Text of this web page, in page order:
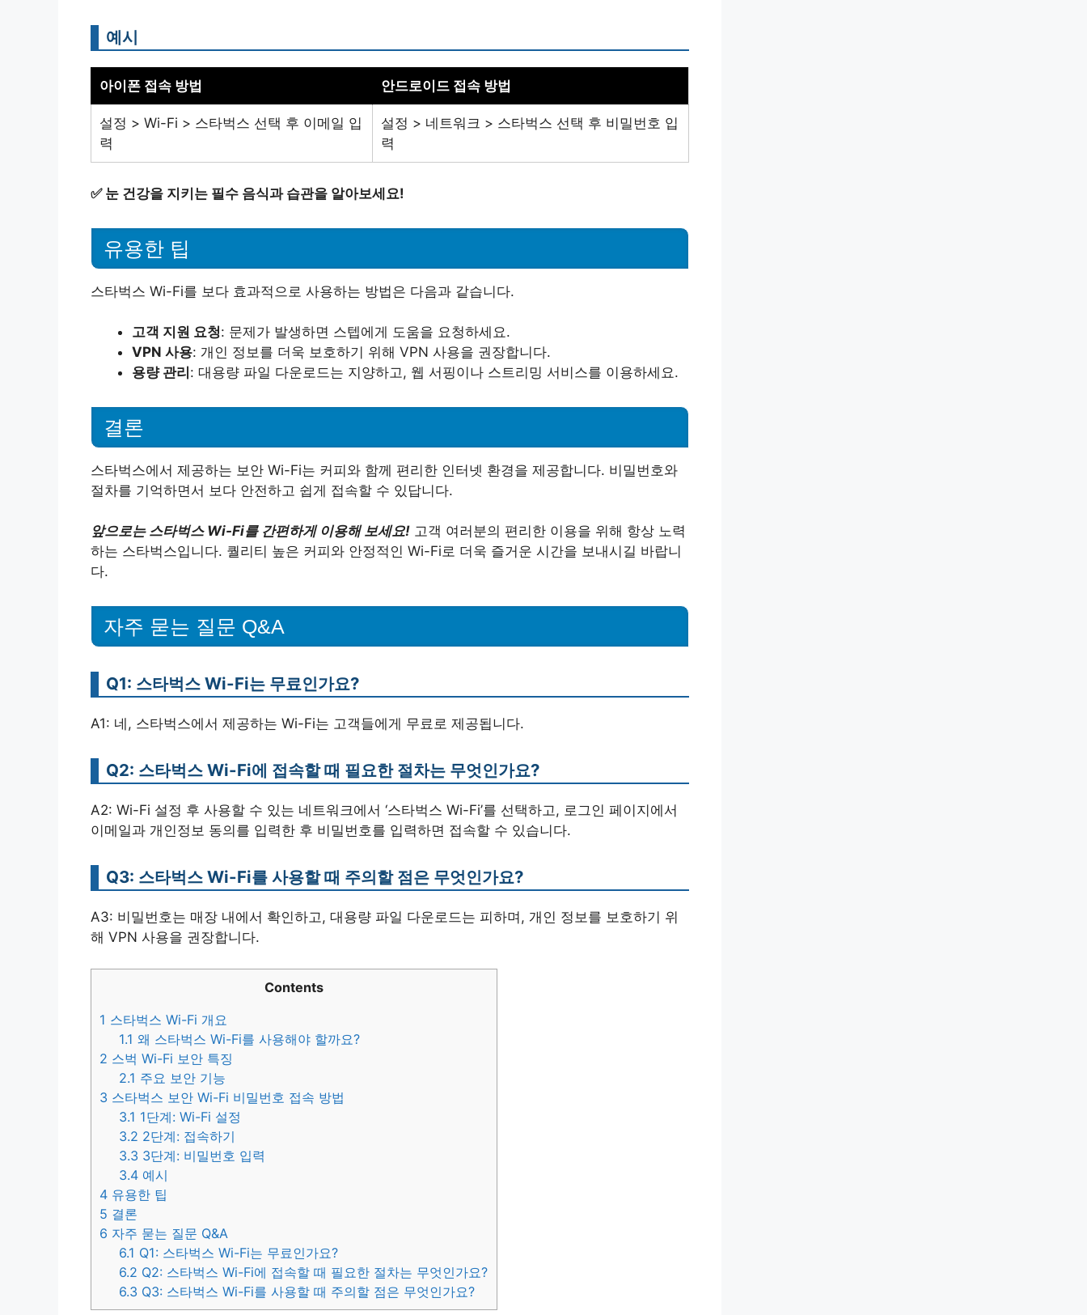
예시
아이폰 접속 방법 안드로이드 접속 방법
설정 > Wi-Fi > 스타벅스 선택 후 이메일 입
력
설정 > 네트워크 > 스타벅스 선택 후 비밀번호 입
력
✅ 눈 건강을 지키는 필수 음식과 습관을 알아보세요!
유용한 팁
스타벅스 Wi-Fi를 보다 효과적으로 사용하는 방법은 다음과 같습니다.
고객 지원 요청: 문제가 발생하면 스텝에게 도움을 요청하세요.
VPN 사용: 개인 정보를 더욱 보호하기 위해 VPN 사용을 권장합니다.
용량 관리 : 대용량 파일 다운로드는 지양하고, 웹 서핑이나 스트리밍 서비스를 이용하세요.
결론
스타벅스에서 제공하는 보안 Wi-Fi는 커피와 함께 편리한 인터넷 환경을 제공합니다. 비밀번호와
절차를 기억하면서 보다 안전하고 쉽게 접속할 수 있답니다.
앞으로는 스타벅스 Wi-Fi를 간편하게 이용해 보세요! 고객 여러분의 편리한 이용을 위해 항상 노력
하는 스타벅스입니다. 퀄리티 높은 커피와 안정적인 Wi-Fi로 더욱 즐거운 시간을 보내시길 바랍니
다.
자주 묻는 질문 Q&A
Q1: 스타벅스 Wi-Fi는 무료인가요?
A1: 네, 스타벅스에서 제공하는 Wi-Fi는 고객들에게 무료로 제공됩니다.
Q2: 스타벅스 Wi-Fi에 접속할 때 필요한 절차는 무엇인가요?
A2: Wi-Fi 설정 후 사용할 수 있는 네트워크에서 ‘스타벅스 Wi-Fi’를 선택하고, 로그인 페이지에서
이메일과 개인정보 동의를 입력한 후 비밀번호를 입력하면 접속할 수 있습니다.
Q3: 스타벅스 Wi-Fi를 사용할 때 주의할 점은 무엇인가요?
A3: 비밀번호는 매장 내에서 확인하고, 대용량 파일 다운로드는 피하며, 개인 정보를 보호하기 위
해 VPN 사용을 권장합니다.
Contents
1 스타벅스 Wi-Fi 개요
1.1 왜 스타벅스 Wi-Fi를 사용해야 할까요?
2 스벅 Wi-Fi 보안 특징
2.1 주요 보안 기능
3 스타벅스 보안 Wi-Fi 비밀번호 접속 방법
3.1 1단계: Wi-Fi 설정
3.2 2단계: 접속하기
3.3 3단계: 비밀번호 입력
3.4 예시
4 유용한 팁
5 결론
6 자주 묻는 질문 Q&A
6.1 Q1: 스타벅스 Wi-Fi는 무료인가요?
6.2 Q2: 스타벅스 Wi-Fi에 접속할 때 필요한 절차는 무엇인가요?
6.3 Q3: 스타벅스 Wi-Fi를 사용할 때 주의할 점은 무엇인가요?